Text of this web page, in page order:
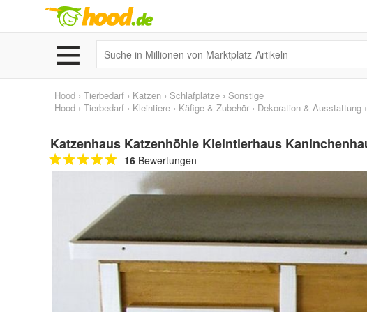
Hood › Tierbedarf › Katzen › Schlafplätze › Sonstige
Hood › Tierbedarf › Kleintiere › Käfige & Zubehör › Dekoration & Ausstattung ›
Katzenhaus Katzenhöhle Kleintierhaus
16 Bewertungen